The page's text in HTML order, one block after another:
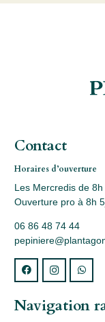
Contact
Horaires d’ouverture
Les Mercredis de 8h
Ouverture pro à 8h
06 86 48 74 44
Navigation